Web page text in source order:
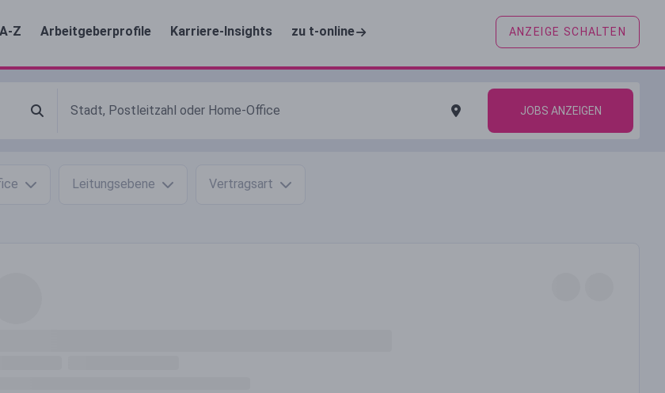
Z Arbeitgeberprofile Karriere-Insights zu t-online ANZEIGE SCHALTEN
JOBS ANZEIGEN
Leitungsebene Vertragsart